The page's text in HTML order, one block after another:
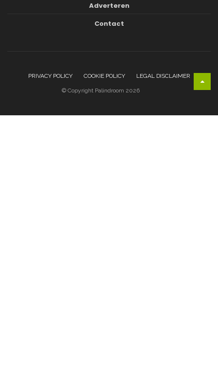
Adverteren
Contact
PRIVACY POLICY COOKIE POLICY LEGAL DISCLAIMER
© Copyright Palindroom 2026